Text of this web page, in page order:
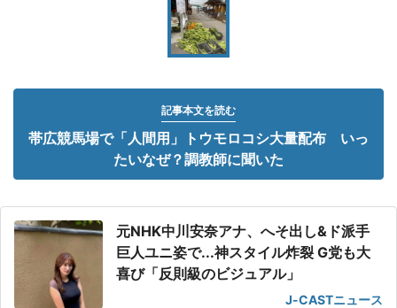
記事本文を読む
帯広競馬場で「人間用」トウモロコシ大量配布 いっ
たいなぜ？調教師に聞いた
元NHK中川安奈アナ、へそ出し&ド派手
巨人ユニ姿で...神スタイル炸裂 G党も大
喜び「反則級のビジュアル」
J-CASTニュース